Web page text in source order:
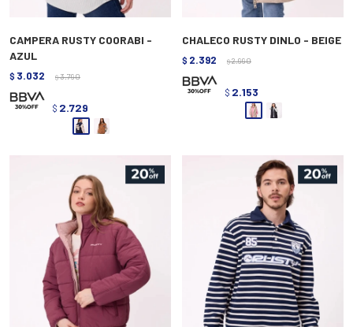
CAMPERA RUSTY COORABI -
AZUL
$ 3.032 $ 3.790
$ 2.729
CHALECO RUSTY DINLO - BEIGE
$ 2.392 $ 2.990
$ 2.153